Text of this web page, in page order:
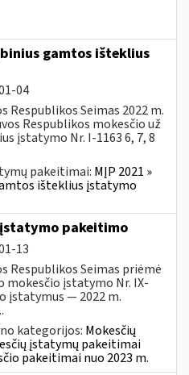
gamtos išteklius
04
Seimas 2022 m.
Respublikos mokesčio už
įstatymo Nr. I-1163 6, 7, 8
pakeitimai: MĮP 2021 »
išteklius įstatymo
įstatymo pakeitimo
13
Respublikos Seimas priėmė
mokesčio įstatymo Nr. IX-
įstatymus — 2022 m.
kategorijos: Mokesčių
įstatymų pakeitimai
pakeitimai nuo 2023 m.